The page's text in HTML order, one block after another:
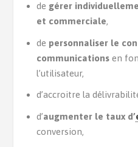
de gérer
et commerciale,
de personnaliser le
communicationsen
l’utilisateur,
d’accroitre la
d’augmenter le taux d’
conversion,